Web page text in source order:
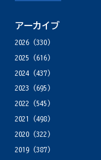
アーカイブ
2026(330)
2025 (616)
2024(437)
2023 (695)
2022 (545)
2021
(498)
2020(322)
2019(387)